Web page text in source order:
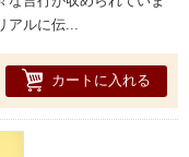
アルに伝...
カートに入れる